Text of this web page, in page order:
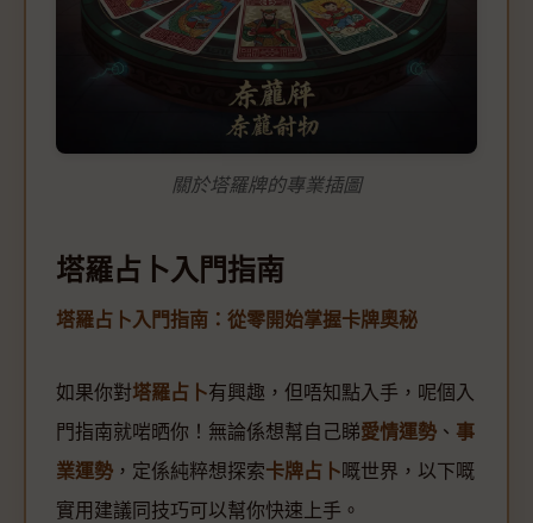
關於塔羅牌的專業插圖
塔羅占卜入門指南
塔羅占卜入門指南：從零開始掌握卡牌奧秘
如果你對塔羅占卜有興趣，但唔知點入手，呢個入
門指南就啱晒你！無論係想幫自己睇愛情運勢 、 事
業運勢 ，定係純粹想探索卡牌占卜嘅世界，以下嘅
實用建議同技巧可以幫你快速上手。